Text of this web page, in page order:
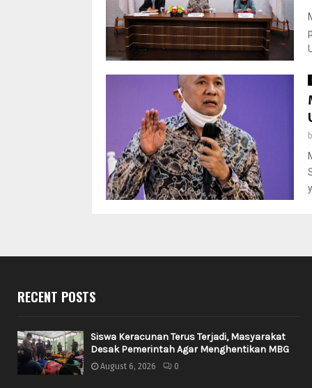
RECENT POSTS
Siswa Keracunan Terus Terjadi, Masyarakat
Desak Pemerintah Agar Menghentikan MBG
August 6, 2026 0